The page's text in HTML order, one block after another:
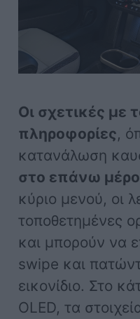
Οι σχετικές με
πληροφορίες,
κατανάλωση
στο επάνω
κύριο μενού, οι
τοποθετημένες
και μπορούν να
swipe και
εικονίδιο. Στο
OLED, τα